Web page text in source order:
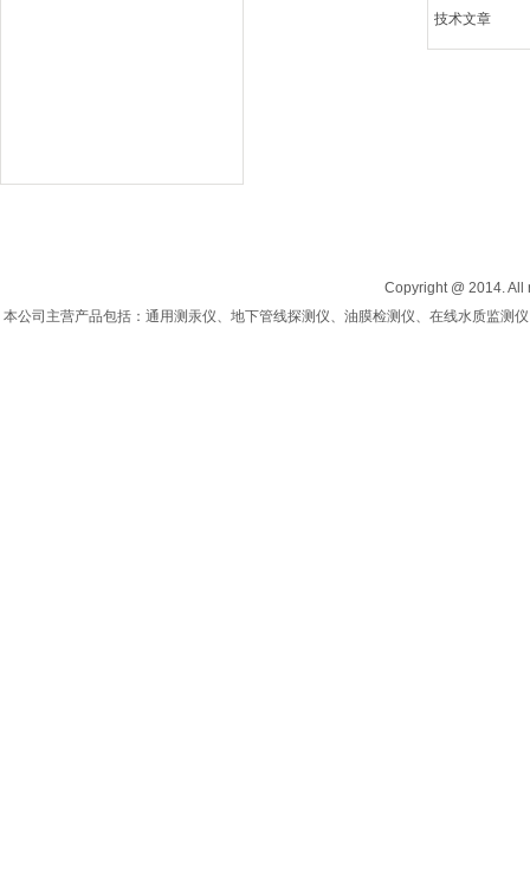
技术文章
联系我们
Copyright @ 2014.
本公司主营产品包括：通用测汞仪、地下管线探测仪、油膜检测仪、在线水质监测